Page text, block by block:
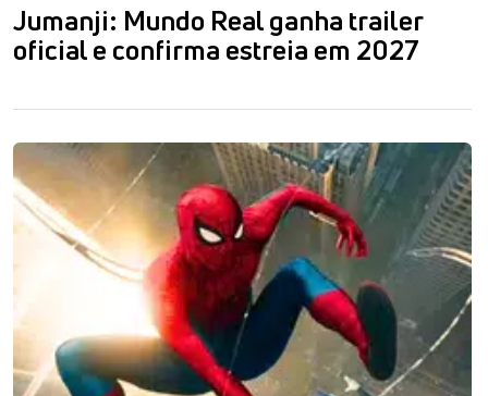
Jumanji: Mundo Real ganha trailer
oficial e confirma estreia em 2027